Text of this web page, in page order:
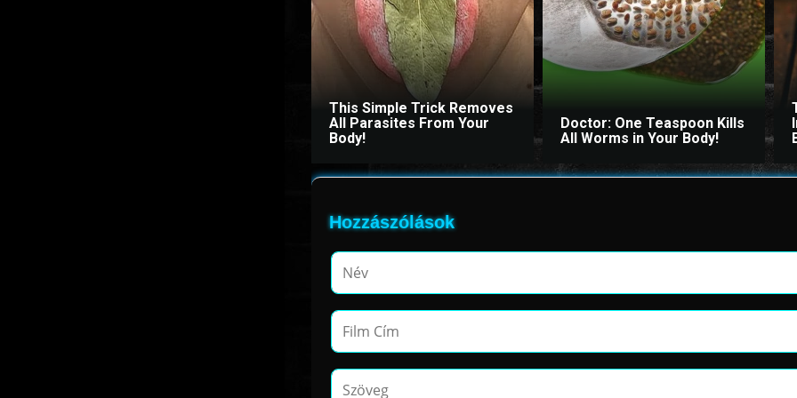
This Simple Trick Removes
All Parasites From Your
Body!
Doctor: One Teaspoon Kills
All Worms in Your Body!
Hozzászólások